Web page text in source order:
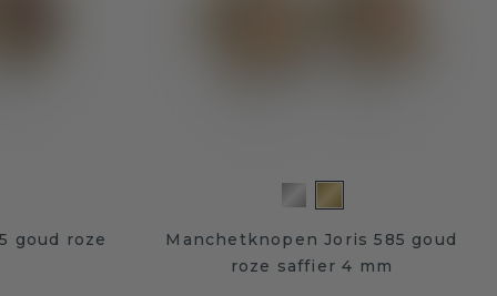
goud roze
Manchetknopen Joris 585 goud
roze saffier 4 mm